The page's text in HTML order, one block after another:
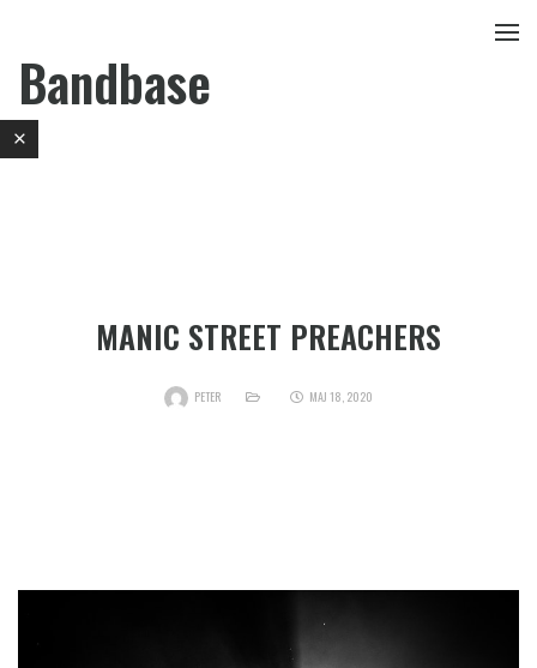
Bandbase
MANIC STREET PREACHERS
PETER MAJ 18, 2020